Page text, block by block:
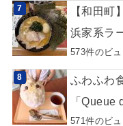
【和田町
浜家系ラ
573件のビ
ふわふわ
「Queue
571件のビ